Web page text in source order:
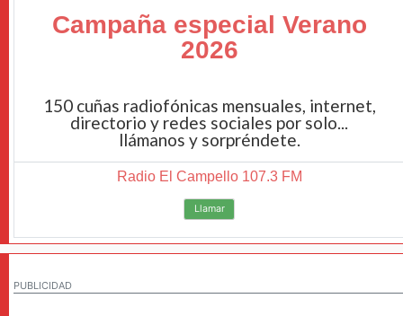
Campaña especial Verano
2026
150 cuñas radiofónicas mensuales, internet,
directorio y redes sociales por solo...
llámanos y sorpréndete.
Radio El Campello 107.3 FM
Llamar
PUBLICIDAD